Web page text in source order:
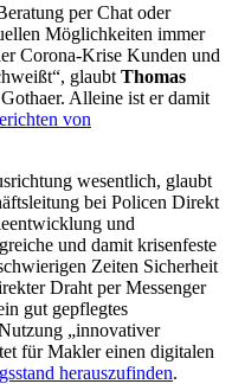
per Chat oder
Möglichkeiten immer
Corona-Krise Kunden und
glaubt Thomas
Alleine ist er damit
von
wesentlich, glaubt
bei Policen Direkt
und
und damit krisenfeste
Zeiten Sicherheit
Draht per Messenger
gut gepflegtes
„innovativer
für Makler einen digitalen
herauszufinden.